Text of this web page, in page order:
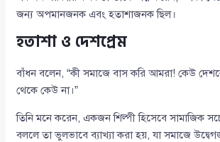
জন্য অপমানজনক এবং হতাশাজনক ছিল।
হতাশা ও দেশপ্রেম
বাঁধন বলেন, “কী সমাজে বাস করি আমরা! কেউ
থেকে কেউ না।”
তিনি মনে করেন, একজন শিল্পী হিসেবে সামাজিক
বললে তা ভুলভাবে ব্যাখ্যা করা হয়, যা সমাজে